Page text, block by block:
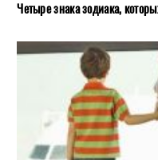
Четыре знака зодиака,